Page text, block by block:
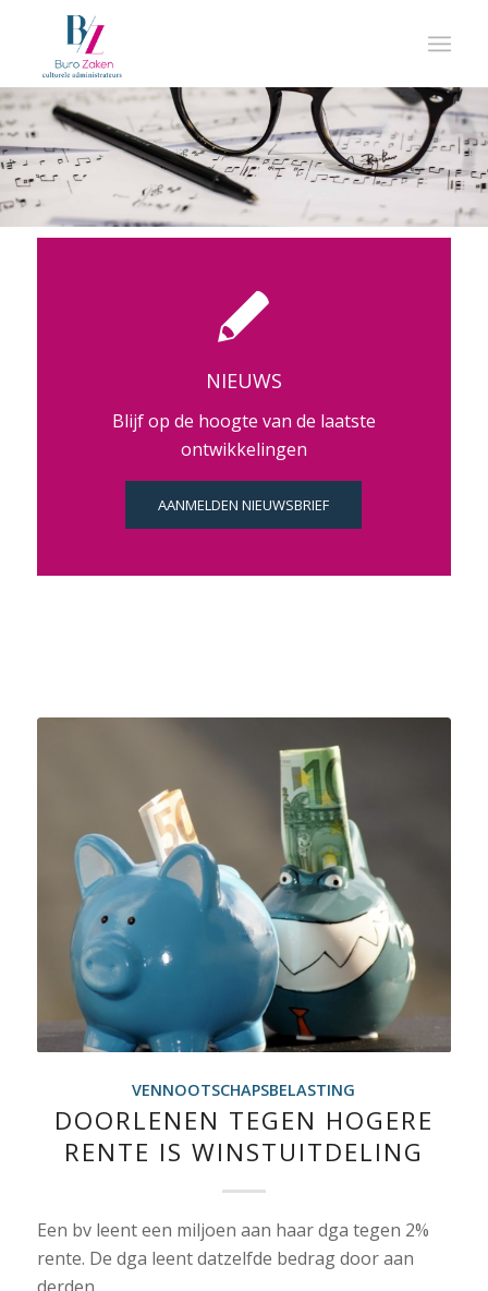
NIEUWS
Blijf op de hoogte van de laatste
ontwikkelingen
AANMELDEN NIEUWSBRIEF
VENNOOTSCHAPSBELASTING
DOORLENEN TEGEN HOGERE
RENTE IS WINSTUITDELING
Een bv leent een miljoen aan haar dga tegen 2%
rente. De dga leent datzelfde bedrag door aan